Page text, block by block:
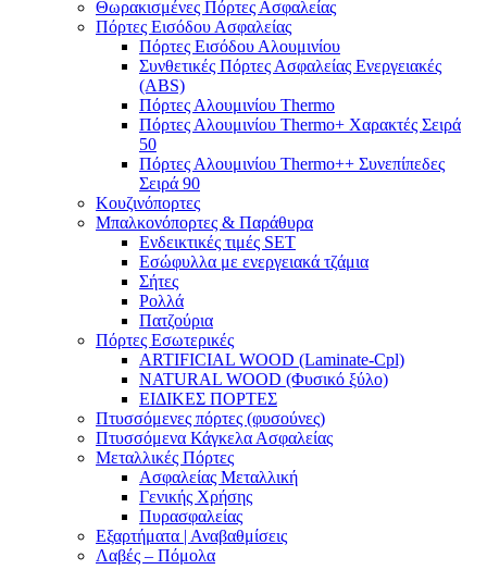
Θωρακισμένες Πόρτες Ασφαλείας
Πόρτες Εισόδου Ασφαλείας
Πόρτες Eισόδου Αλουμινίου
Συνθετικές Πόρτες Ασφαλείας Ενεργειακές
(ABS)
Πόρτες Αλουμινίου Thermo
Πόρτες Αλουμινίου Thermo+ Χαρακτές Σειρά
50
Πόρτες Αλουμινίου Thermo++ Συνεπίπεδες
Σειρά 90
Κουζινόπορτες
Μπαλκονόπορτες & Παράθυρα
Ενδεικτικές τιμές SET
Εσώφυλλα με ενεργειακά τζάμια
Σήτες
Ρολλά
Πατζούρια
Πόρτες Εσωτερικές
ARTIFICIAL WOOD (Laminate-Cpl)
NATURAL WOOD (Φυσικό ξύλο)
ΕΙΔΙΚΕΣ ΠΟΡΤΕΣ
Πτυσσόμενες πόρτες (φυσούνες)
Πτυσσόμενα Κάγκελα Ασφαλείας
Μεταλλικές Πόρτες
Ασφαλείας Μεταλλική
Γενικής Χρήσης
Πυρασφαλείας
Εξαρτήματα | Αναβαθμίσεις
Λαβές – Πόμολα